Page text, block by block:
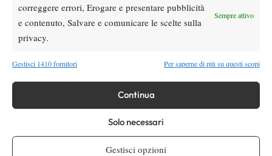
correggere errori, Erogare e presentare pubblicità
e contenuto, Salvare e comunicare le scelte sulla
privacy.
Sempre attivo
Gestisci 1410 fornitori Per saperne di più su questi scopi
Continua
Solo necessari
Gestisci opzioni
(Roberto Commentucci, il primo da sinistra, in abiti borghesi,
cerca di convincere chiunque a costruire un campo in cemento